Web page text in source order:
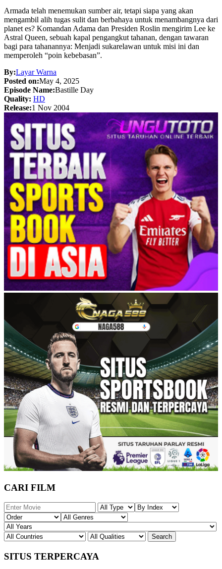
Armada telah menemukan sumber air, tetapi siapa yang akan
mengambil alih tugas sulit dan berbahaya untuk menambangnya dari
planet es? Komandan Adama dan Presiden Roslin mengirim Lee ke
Astral Queen, sebuah kapal pengangkut tahanan, dengan tawaran
bagi para tahanannya: Menjadi sukarelawan untuk misi ini dan
memperoleh “poin kebebasan”.
By:Layar Warna
Posted on:May 4, 2025
Episode Name:Bastille Day
Quality: HD
Release:1 Nov 2004
CARI FILM
SITUS TERPERCAYA